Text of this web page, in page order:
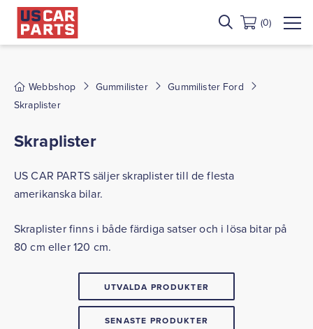
(0)
Webbshop Gummilister
Gummilister Ford
Skraplister
Skraplister
UTVALDA PRODUKTER
SENASTE PRODUKTER
US CAR PARTS säljer skraplister till de flesta
amerikanska bilar.
Skraplister finns i både färdiga satser och i lösa bitar på
80 cm eller 120 cm.